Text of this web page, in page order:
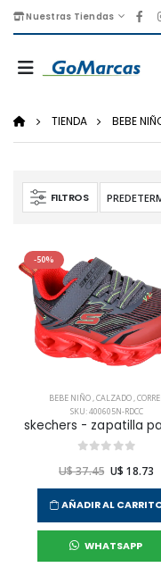
Nuestras Tiendas
TIENDA BEBE
FILTROS
-50%
BEBE NIÑO,CALZADO,
SKU: 400605N-RDCC
U$ 37.45 U$ 18.73
AÑADIR AL
WHATSAPP